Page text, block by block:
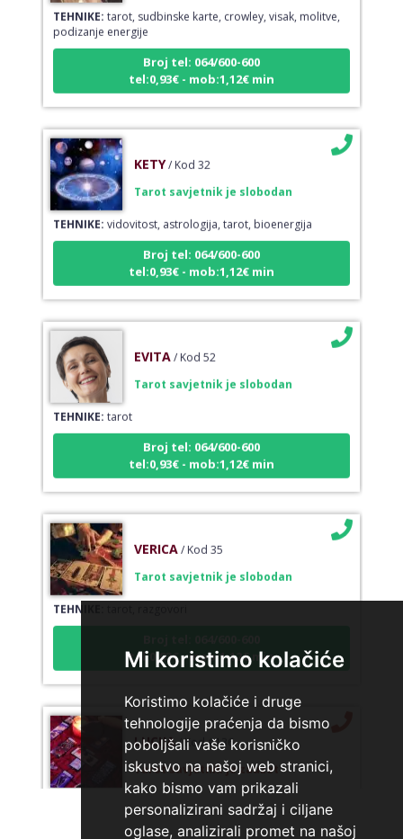
Mi koristimo kolačiće
Koristimo kolačiće i druge
tehnologije praćenja da bismo
poboljšali vaše korisničko
iskustvo na našoj web stranici,
kako bismo vam prikazali
personalizirani sadržaj i ciljane
oglase, analizirali promet na našoj
TEHNIKE:tarot, sudbinske karte, crowley, visak, molitve,
podizanje energije
Broj tel: 064/600-600
tel:0,93€ - mob:1,12€ min
KETY / Kod 32
Tarot savjetnik je slobodan
TEHNIKE:vidovitost, astrologija, tarot, bioenergija
Broj tel: 064/600-600
tel:0,93€ - mob:1,12€ min
EVITA / Kod 52
Tarot savjetnik je slobodan
TEHNIKE:tarot
Broj tel: 064/600-600
tel:0,93€ - mob:1,12€ min
VERICA / Kod 35
Tarot savjetnik je slobodan
TEHNIKE:tarot, razgovori
tel:0,93€ - mob:1,12€ min
LUCIJA / Kod #136
Tarot savjetnik je zauzet
TEHNIKE: sudbinske karte, anđeoske poruke
Broj tel: 064/600-600